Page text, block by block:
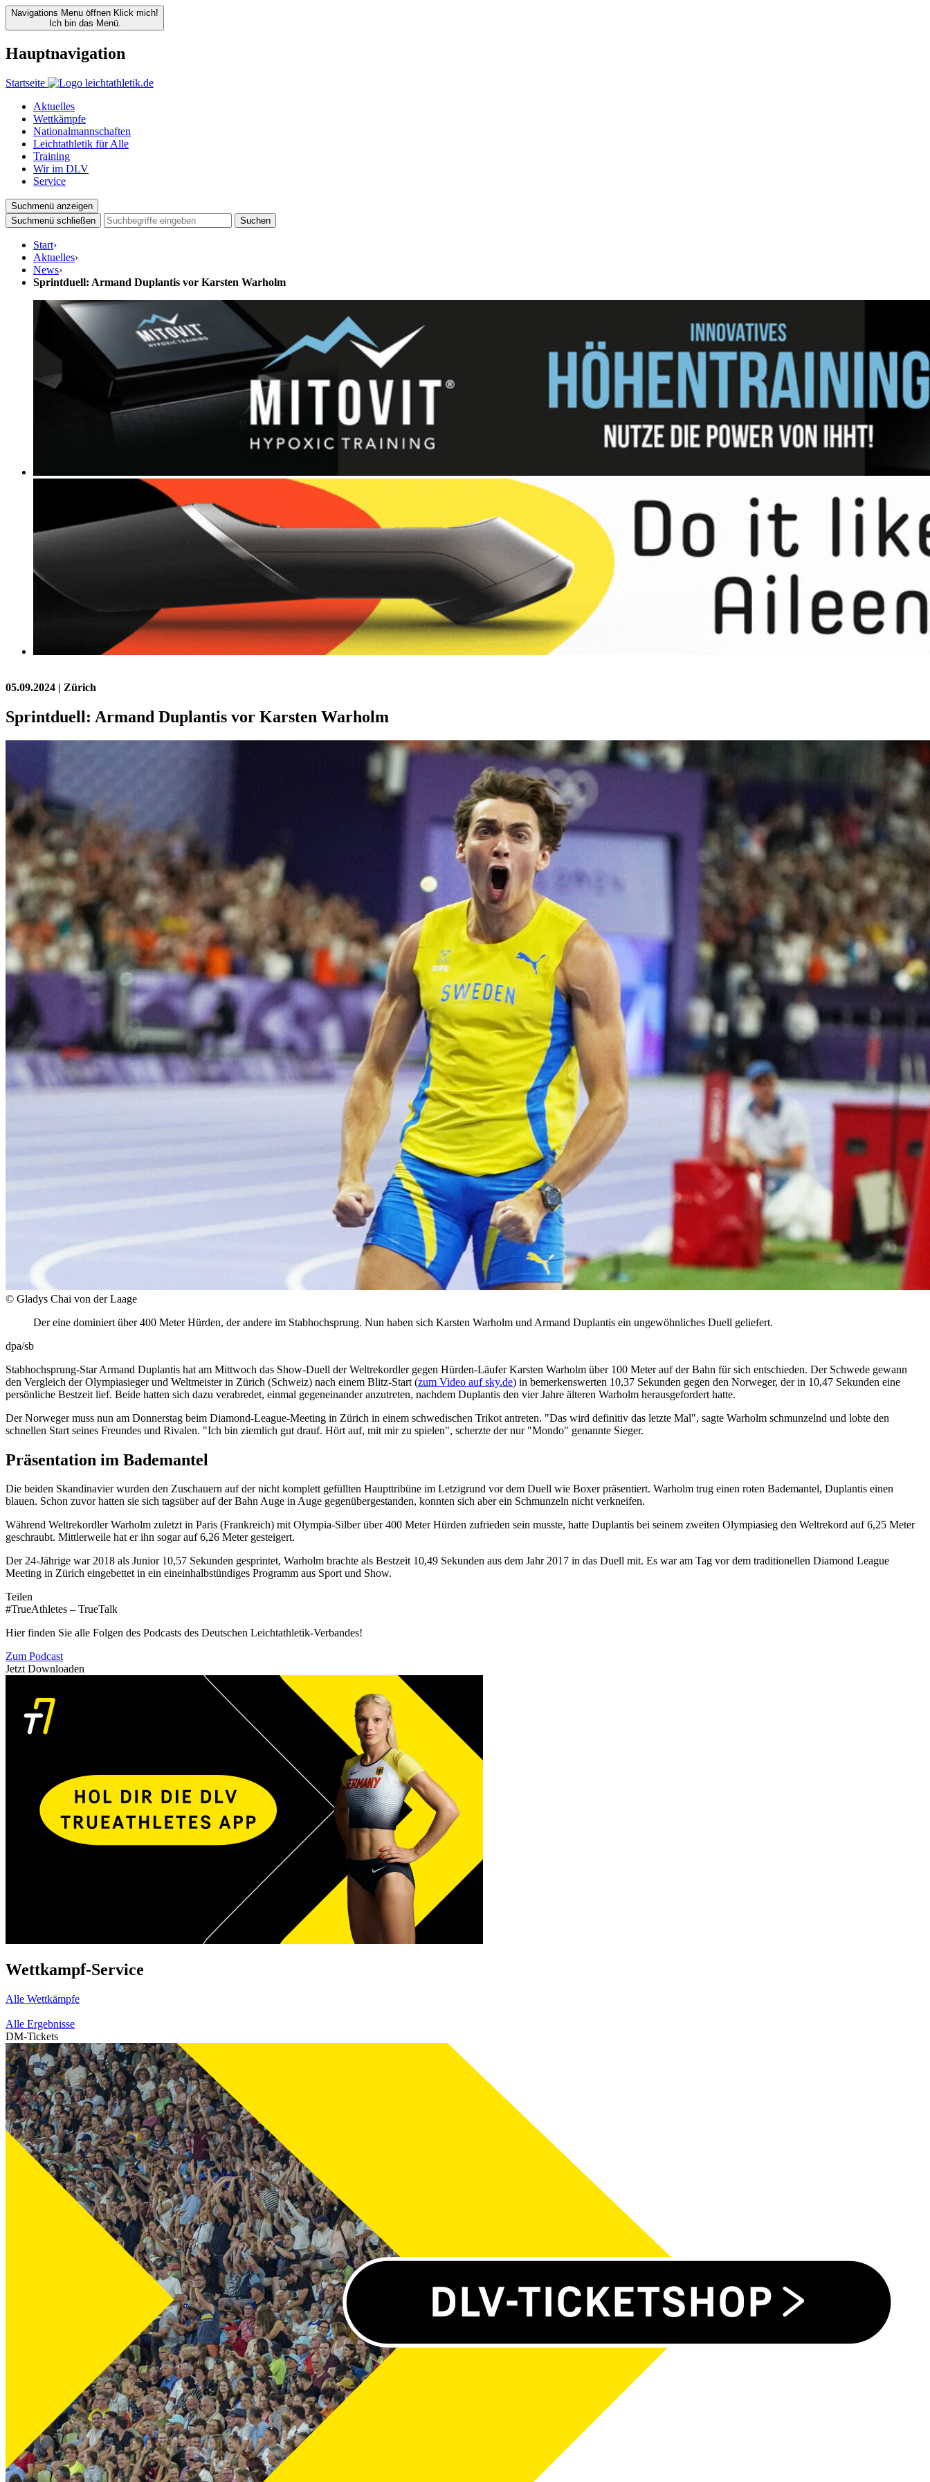
Navigations Menu öffnen Klick mich!
Ich bin das Menü.
Hauptnavigation
Startseite
Aktuelles
Wettkämpfe
Nationalmannschaften
Leichtathletik für Alle
Training
Wir im DLV
Service
Suchmenü anzeigen
Suchmenü schließen
Suchen
Start›
Aktuelles›
News›
Sprintduell: Armand Duplantis vor Karsten Warholm
05.09.2024 | Zürich
Sprintduell: Armand Duplantis vor Karsten Warholm
© Gladys Chai von der Laage
Der eine dominiert über 400 Meter Hürden, der andere im Stabhochsprung. Nun haben sich Karsten Warholm und Armand Duplantis ein ungewöhnliches Duell geliefert.
dpa/sb
Stabhochsprung-Star Armand Duplantis hat am Mittwoch das Show-Duell der Weltrekordler gegen Hürden-Läufer Karsten Warholm über 100 Meter auf der Bahn für sich entschieden. Der Schwede gewann
den Vergleich der Olympiasieger und Weltmeister in Zürich (Schweiz) nach einem Blitz-Start (zum Video auf sky.de) in bemerkenswerten 10,37 Sekunden gegen den Norweger, der in 10,47 Sekunden eine
persönliche Bestzeit lief. Beide hatten sich dazu verabredet, einmal gegeneinander anzutreten, nachdem Duplantis den vier Jahre älteren Warholm herausgefordert hatte.
Der Norweger muss nun am Donnerstag beim Diamond-League-Meeting in Zürich in einem schwedischen Trikot antreten. "Das wird definitiv das letzte Mal", sagte Warholm schmunzelnd und lobte den
schnellen Start seines Freundes und Rivalen. "Ich bin ziemlich gut drauf. Hört auf, mit mir zu spielen", scherzte der nur "Mondo" genannte Sieger.
Präsentation im Bademantel
Die beiden Skandinavier wurden den Zuschauern auf der nicht komplett gefüllten Haupttribüne im Letzigrund vor dem Duell wie Boxer präsentiert. Warholm trug einen roten Bademantel, Duplantis einen
blauen. Schon zuvor hatten sie sich tagsüber auf der Bahn Auge in Auge gegenübergestanden, konnten sich aber ein Schmunzeln nicht verkneifen.
Während Weltrekordler Warholm zuletzt in Paris (Frankreich) mit Olympia-Silber über 400 Meter Hürden zufrieden sein musste, hatte Duplantis bei seinem zweiten Olympiasieg den Weltrekord auf 6,25 Meter
geschraubt. Mittlerweile hat er ihn sogar auf 6,26 Meter gesteigert.
Der 24-Jährige war 2018 als Junior 10,57 Sekunden gesprintet, Warholm brachte als Bestzeit 10,49 Sekunden aus dem Jahr 2017 in das Duell mit. Es war am Tag vor dem traditionellen Diamond League
Meeting in Zürich eingebettet in ein eineinhalbstündiges Programm aus Sport und Show.
Teilen
#TrueAthletes – TrueTalk
Hier finden Sie alle Folgen des Podcasts des Deutschen Leichtathletik-Verbandes!
Zum Podcast
Jetzt Downloaden
Wettkampf-Service
Alle Wettkämpfe
Alle Ergebnisse
DM-Tickets